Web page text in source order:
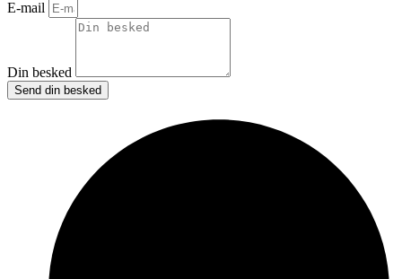
E-mail
Din besked
Send din besked